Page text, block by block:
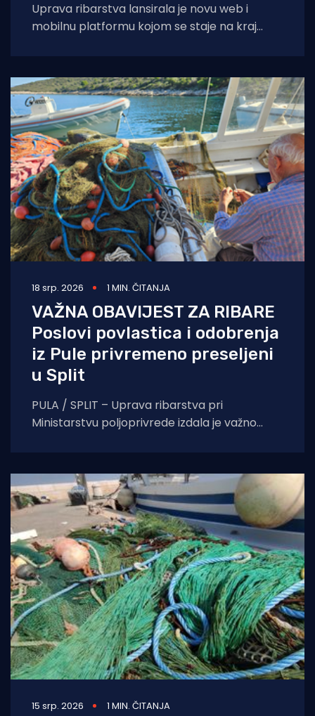
Uprava ribarstva lansirala je novu web i
mobilnu platformu kojom se staje na kraj
18 srp. 2026 1 MIN. ČITANJA
VAŽNA OBAVIJEST ZA RIBARE
Poslovi povlastica i odobrenja
iz Pule privremeno preseljeni
u Split
PULA / SPLIT – Uprava ribarstva pri
Ministarstvu poljoprivrede izdala je važno
15 srp. 2026 1 MIN. ČITANJA